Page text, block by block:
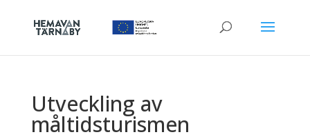
Utveckling av
måltidsturismen